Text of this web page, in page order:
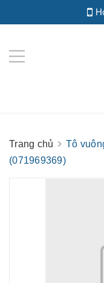
Trang chủ
Tô
(071969369)